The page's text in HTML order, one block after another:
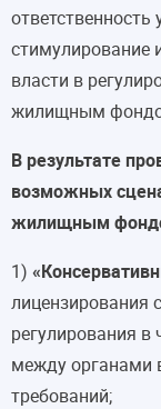
стимулирование
власти в
жилищным
В результате
возможных
жилищным
1)
лицензирования
регулирования в
между органами
требований;